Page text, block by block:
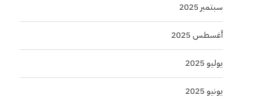
سبتمبر 2025
أغسطس 2025
يوليو 2025
يونيو 2025